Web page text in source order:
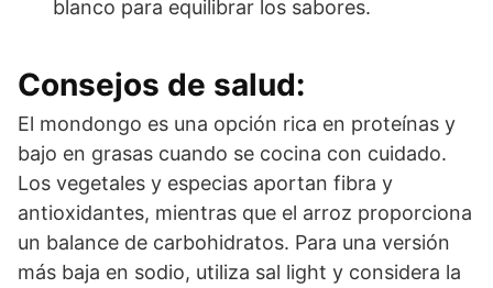
blanco para equilibrar los sabores.
Consejos de salud:
El mondongo es una opción rica en proteínas y
bajo en grasas cuando se cocina con cuidado.
Los vegetales y especias aportan fibra y
antioxidantes, mientras que el arroz proporciona
un balance de carbohidratos. Para una versión
más baja en sodio, utiliza sal light y considera la